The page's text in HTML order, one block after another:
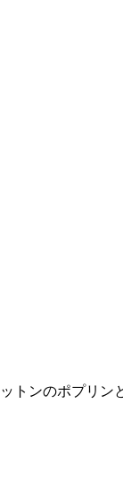
トンのポプリン